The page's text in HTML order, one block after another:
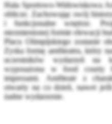
Hala Sportowo-Widowiskowa
oblicze. Zachowując swój
i funkcjonalne wnętrze.
niezmienionej formie elewacji
Placu Olimpijskiego zostanie
Zyska formę amfiteatru, który
uczestników wydarzeń na
wyposażona w food courty
imprezami. Amfiteatr z
otwarty na co dzień, nawet
żadne wydarzenie.